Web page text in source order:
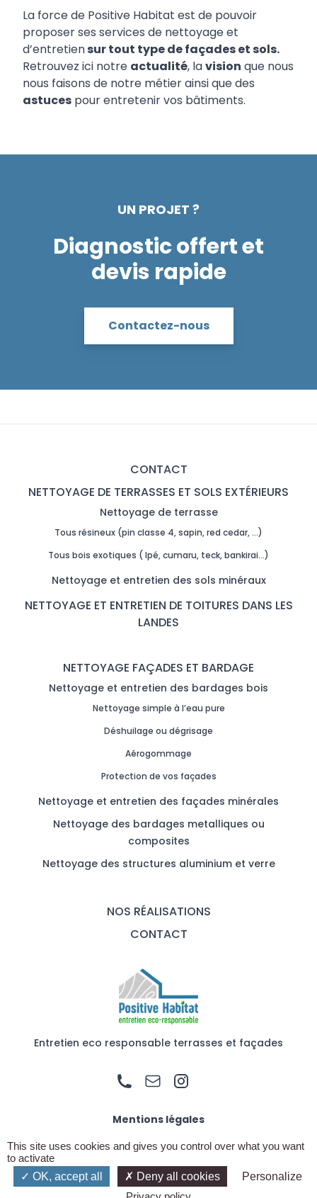
La force de Positive Habitat est de pouvoir
proposer ses services de nettoyage et
d’entretiensur tout type de façades et sols.
Retrouvez ici notre actualité, lavision que nous
nous faisons de notre métier ainsi que des
astuces pour entretenir vos bâtiments.
UN PROJET ?
Diagnostic offert et
devis rapide
Contactez-nous
Entretien eco responsable terrasses et façades
Mentions légales
© 2026 - Positive Habitat.
Tous droits réservés.
CONTACT
NETTOYAGE DE TERRASSES ET SOLS EXTÉRIEURS
Nettoyage de terrasse
Tous résineux (pin classe 4, sapin, red cedar, …)
Tous bois exotiques ( Ipé, cumaru, teck, bankirai…)
Nettoyage et entretien des sols minéraux
NETTOYAGE ET ENTRETIEN DE TOITURES DANS LES
LANDES
NETTOYAGE FAÇADES ET BARDAGE
Nettoyage et entretien des bardages bois
Nettoyage simple à l’eau pure
Déshuilage ou dégrisage
Aérogommage
Protection de vos façades
Nettoyage et entretien des façades minérales
Nettoyage des bardages metalliques ou
composites
Nettoyage des structures aluminium et verre
NOS RÉALISATIONS
CONTACT
This site uses cookies and gives you control over what you want
to activate
OK, accept all
Deny all cookies
Personalize